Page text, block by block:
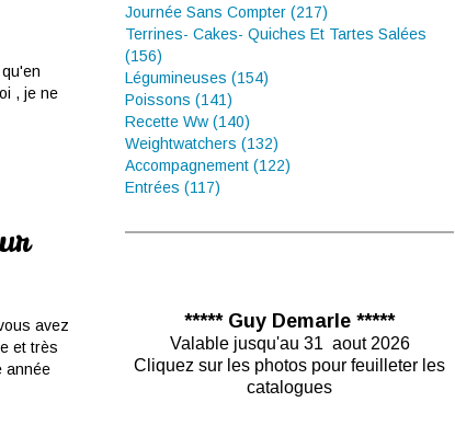
, je ne
avez
et très
année
Journée Sans Compter (217)
Terrines- Cakes- Quiches Et Tartes Salées
(156)
Légumineuses (154)
Poissons (141)
Recette Ww (140)
Weightwatchers (132)
Accompagnement (122)
Entrées (117)
***** Guy Demarle *****
Valable jusqu'au 31 aout 2026
Cliquez sur les photos pour feuilleter les
catalogues